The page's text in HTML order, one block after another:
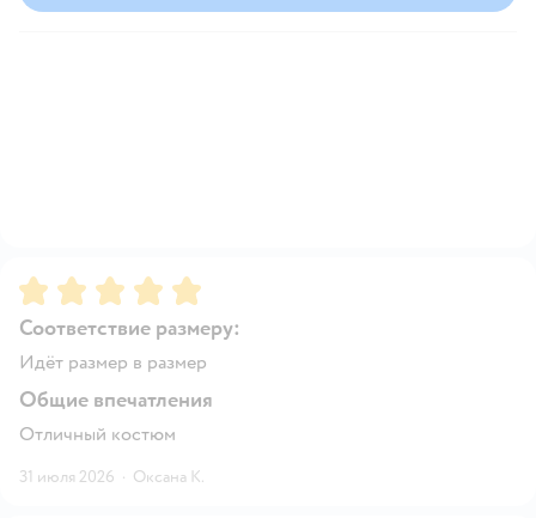
Рейтинг:5
Соответствие размеру:
Идёт размер в размер
Общие впечатления
Отличный костюм
31 июля 2026 · Оксана К.